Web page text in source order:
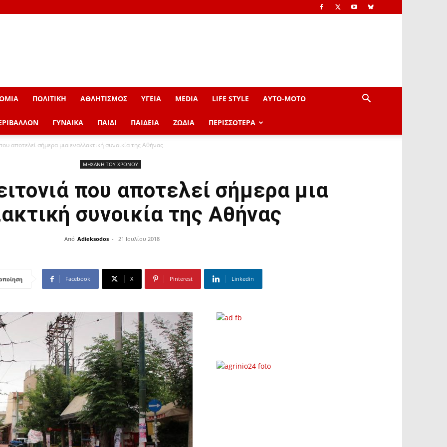
ΠΟΛΙΤΙΚΗ ΑΘΛΗΤΙΣΜΟΣ ΥΓΕΙΑ MEDIA LIFE STYLE AYTO-ΜOTO
ΓΥΝΑΙΚΑ ΠΑΙΔΙ ΠΑΙΔΕΙΑ ΖΩΔΙΑ ΠΕΡΙΣΣΟΤΕΡΑ
αποτελεί σήμερα μια εναλλακτική συνοικία της Αθήνας
ΜΗΧΑΝΗ ΤΟΥ ΧΡΟΝΟΥ
που αποτελεί σήμερα μια
συνοικία της Αθήνας
Από Adieksodos - 21 Ιουλίου 2018
Facebook X Pinterest Linkedin